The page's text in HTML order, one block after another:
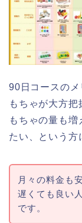
90日コースの
もちゃが大方
もちゃの量も
たい、という方
月々の料金も
遅くても良い
です。